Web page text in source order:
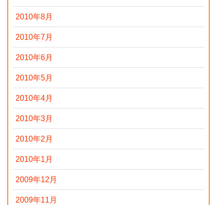
2010年8月
2010年7月
2010年6月
2010年5月
2010年4月
2010年3月
2010年2月
2010年1月
2009年12月
2009年11月